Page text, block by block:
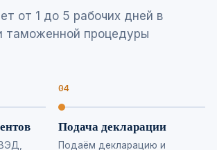
от 1 до 5 рабочих дней в
таможенной процедуры
Подача декларации
Подаём декларацию и